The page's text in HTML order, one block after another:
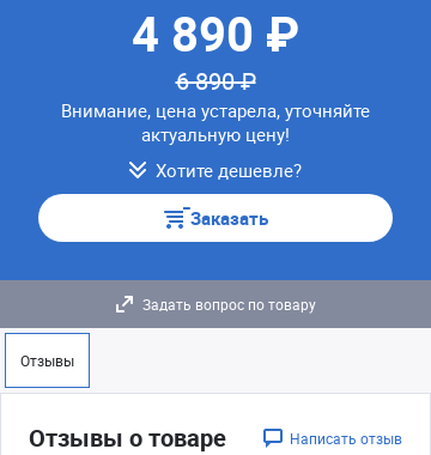
4 890 ₽
6 890 ₽
Внимание, цена устарела, уточняйте
актуальную цену!
Хотите дешевле?
Заказать
Задать вопрос по товару
Отзывы
Отзывы о товаре Написать отзыв